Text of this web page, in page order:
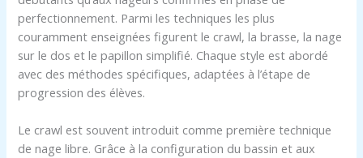
perfectionnement. Parmi les techniques les plus
couramment enseignées figurent le crawl, la brasse, la nage
sur le dos et le papillon simplifié. Chaque style est abordé
avec des méthodes spécifiques, adaptées à l’étape de
progression des élèves.
Le crawl est souvent introduit comme première technique
de nage libre. Grâce à la configuration du bassin et aux